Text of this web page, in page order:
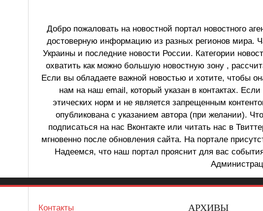
Добро пожаловать на новостной портал новостного
достоверную информацию из разных регионов мира.
Украины и последние новости России. Категории
охватить как можно большую новостную зону ,
Если вы обладаете важной новостью и хотите, чтобы
нам на наш email, который указан в контактах.
этических норм и не является запрещенным
опубликована с указанием автора (при желании).
подписаться на нас Вконтакте или читать нас в
мгновенно после обновления сайта. На портале
Надеемся, что наш портал прояснит для вас
Контакты
АРХИВЫ